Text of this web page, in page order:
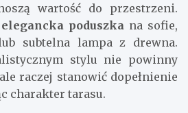
wartość do przestrzeni.
poduszka na sofie,
subtelna lampa z drewna.
stylu nie powinny
raczej stanowić dopełnienie
charakter tarasu.